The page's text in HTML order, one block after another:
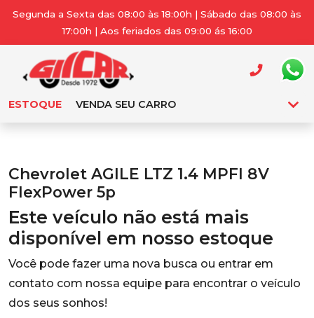
Segunda a Sexta das 08:00 às 18:00h | Sábado das 08:00 às
17:00h | Aos feriados das 09:00 ás 16:00
ESTOQUE VENDA SEU CARRO
Chevrolet AGILE LTZ 1.4 MPFI 8V
FlexPower 5p
Este veículo não está mais
disponível em nosso estoque
Você pode fazer uma nova busca ou entrar em
contato com nossa equipe para encontrar o veículo
dos seus sonhos!